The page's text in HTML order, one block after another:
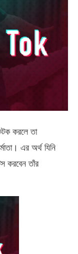
করলে তা
এর অর্থ যিনি
করবেন তাঁর